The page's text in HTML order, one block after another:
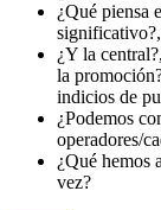
¿Qué piensa
¿Y la
la
indicios de
¿Podemos
operadores/
¿Qué hemos
vez?